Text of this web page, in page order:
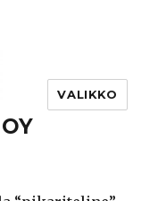
VALIKKO